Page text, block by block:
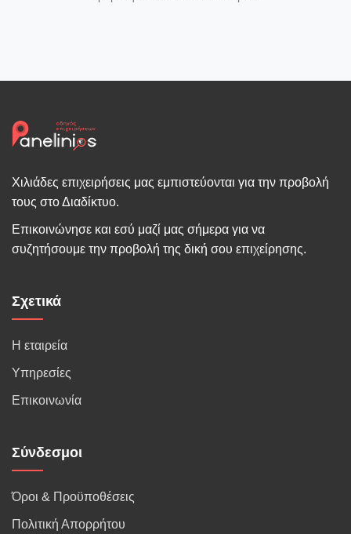
Χιλιάδες επιχειρήσεις μας εμπιστεύονται για την προβολή
τους στο Διαδίκτυο.
Επικοινώνησε και εσύ μαζί μας σήμερα για να
συζητήσουμε την προβολή της δική σου επιχείρησης.
Σχετικά
Η εταιρεία
Υπηρεσίες
Επικοινωνία
Σύνδεσμοι
Όροι & Προϋποθέσεις
Πολιτική Απορρήτου